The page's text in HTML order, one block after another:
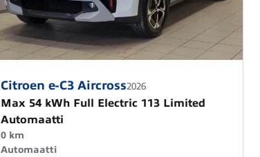
Citroen e-C3 Aircross2026
Max 54 kWh Full Electric 113 Limited
Automaatti
0 km
Automaatti